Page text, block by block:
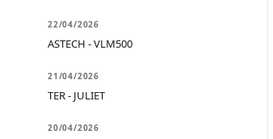
22/04/2026
ASTECH - VLM500
21/04/2026
TER - JULIET
20/04/2026